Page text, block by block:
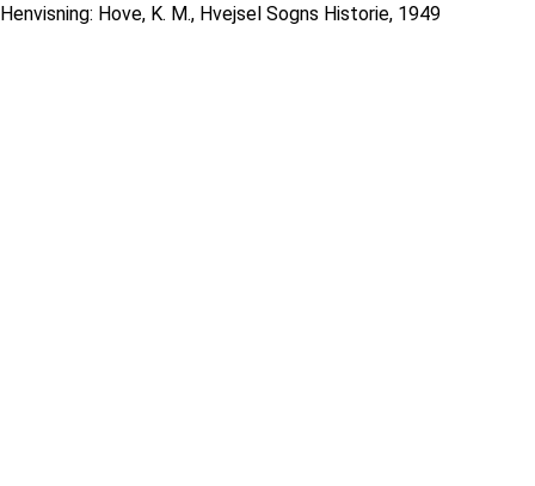
Henvisning: Hove, K. M., Hvejsel Sogns Historie, 1949